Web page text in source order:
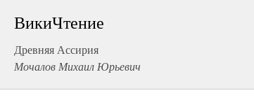
ВикиЧтение
Древняя Ассирия
Мочалов Михаил Юрьевич